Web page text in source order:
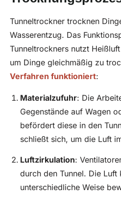
Tunneltrockner trocknen
Wasserentzug. Das
Tunneltrockners nutzt
um Dinge gleichmäßig zu
Verfahren funktioniert:
Materialzufuhr: Die
Gegenstände auf Wagen
befördert diese in den
schließt sich, um die Luft
Luftzirkulation:
durch den Tunnel. Die Luft
unterschiedliche Weise